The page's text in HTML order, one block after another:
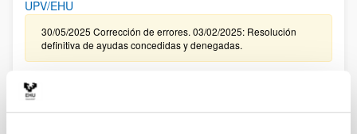
UPV/EHU
30/05/2025 Corrección de errores. 03/02/2025: Resolución
definitiva de ayudas concedidas y denegadas.
CONVOCATORIA, DE TRAMITACIÓN ANTICIPADA, DE
CONTRATACIÓN PARA LA FORMACIÓN DE PERSONAL
INVESTIGADOR EN LA UPV/EHU ASOCIADO A LA